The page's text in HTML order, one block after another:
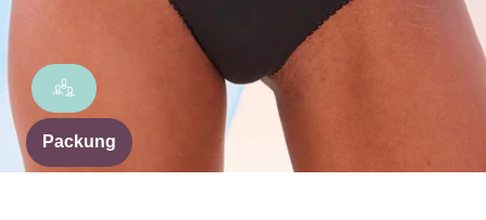
Packung